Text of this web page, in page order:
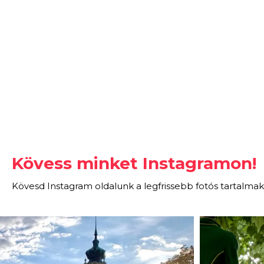
Kövess minket Instagramon!
Kövesd Instagram oldalunk a legfrissebb fotós